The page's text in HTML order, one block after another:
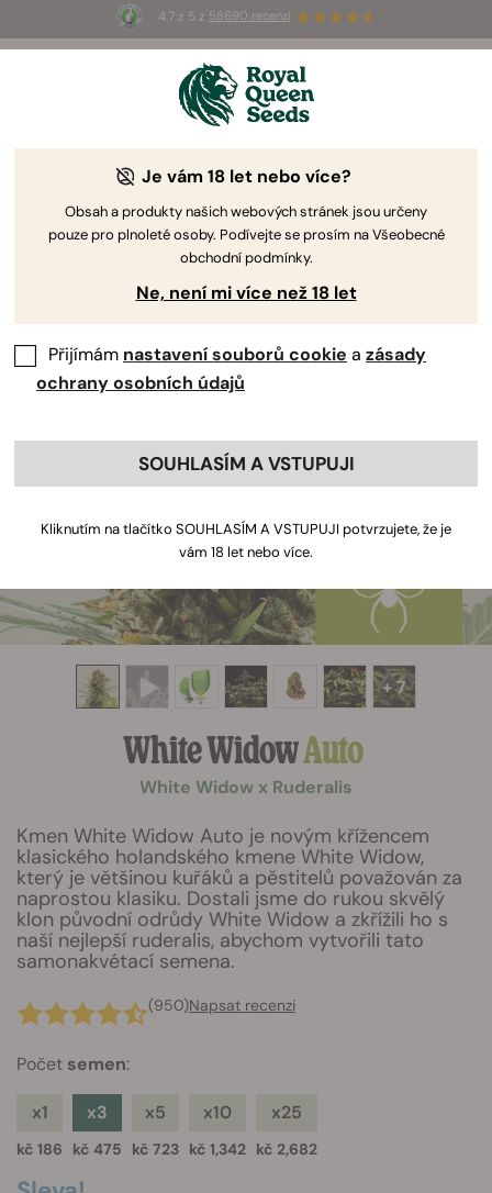
4.7 z 5 z 58690 recenzí
-Pouze po omezenou dobu!
1d 6h 12m 17s
+ 7
White WidowAuto
White Widow x Ruderalis
Kmen White Widow Auto je novým křížencem
klasického holandského kmene White Widow,
který je většinou kuřáků a pěstitelů považován za
naprostou klasiku. Dostali jsme do rukou skvělý
klon původní odrůdy White Widow a zkřížili ho s
naší nejlepší ruderalis, abychom vytvořili tato
samonakvétací semena.
(950)Napsat recenzi
Počet semen:
x1
kč 186
x3
kč 475
x5
kč 723
x10
kč 1,342
x25
kč 2,682
Je vám 18 let nebo více?
Obsah a produkty našich webových stránek jsou určeny
pouze pro plnoleté osoby. Podívejte se prosím na Všeobecné
obchodní podmínky.
Ne, není mi více než 18 let
Přijímám nastavení souborů cookie a zásady
ochrany osobních údajů
SOUHLASÍM A VSTUPUJI
Kliknutím na tlačítko SOUHLASÍM A VSTUPUJI potvrzujete, že je
vám 18 let nebo více.